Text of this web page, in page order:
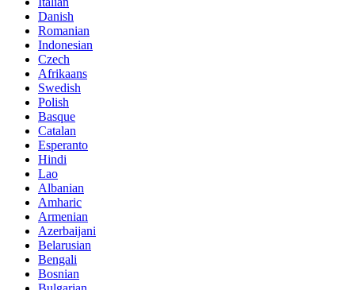
Danish
Romanian
Indonesian
Czech
Afrikaans
Swedish
Polish
Basque
Catalan
Esperanto
Hindi
Lao
Albanian
Amharic
Armenian
Azerbaijani
Belarusian
Bengali
Bosnian